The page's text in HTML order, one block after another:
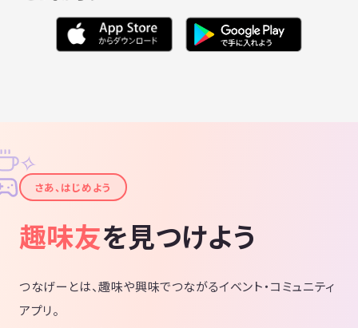
✦
✧
さあ、はじめよう
趣味友を見つけよう
つなげーとは、趣味や興味でつながるイベント・コミュニティ
アプリ。